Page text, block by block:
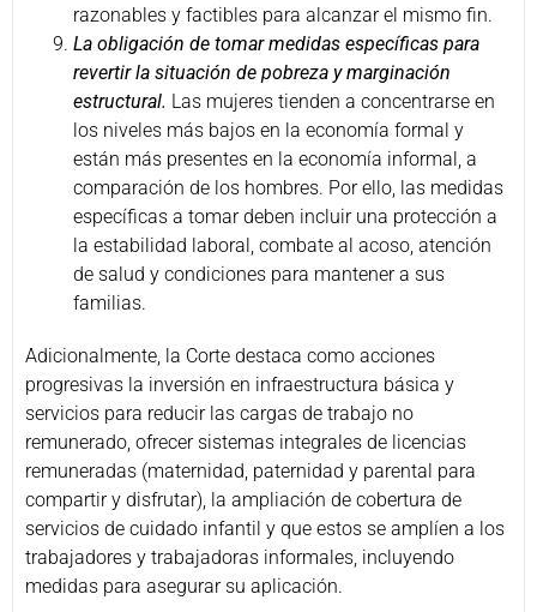
razonables y factibles para alcanzar el mismo fin.
La obligación de tomar medidas específicas para
revertir la situación de pobreza y marginación
estructural. Las mujeres tienden a concentrarse en
los niveles más bajos en la economía formal y
están más presentes en la economía informal, a
comparación de los hombres. Por ello, las medidas
específicas a tomar deben incluir una protección a
la estabilidad laboral, combate al acoso, atención
de salud y condiciones para mantener a sus
familias.
Adicionalmente, la Corte destaca como acciones
progresivas la inversión en infraestructura básica y
servicios para reducir las cargas de trabajo no
remunerado, ofrecer sistemas integrales de licencias
remuneradas (maternidad, paternidad y parental para
compartir y disfrutar), la ampliación de cobertura de
servicios de cuidado infantil y que estos se amplíen a los
trabajadores y trabajadoras informales, incluyendo
medidas para asegurar su aplicación.